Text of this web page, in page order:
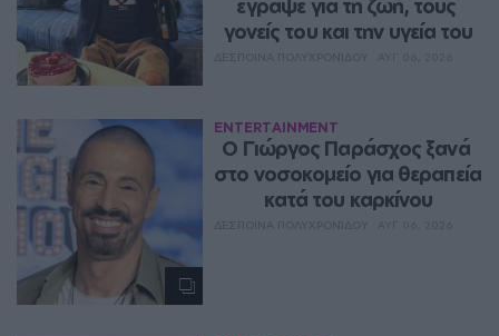
έγραψε για τη ζωή, τους
γονείς του και την υγεία του
ENTERTAINMENT
O Γιώργος Παράσχος ξανά
στο νοσοκομείο για θεραπεία
κατά του καρκίνου